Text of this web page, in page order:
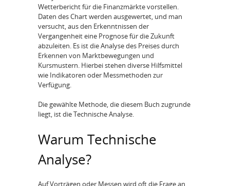
Wetterbericht für die Finanzmärkte vorstellen.
Daten des Chart werden ausgewertet, und man
versucht, aus den Erkenntnissen der
Vergangenheit eine Prognose für die Zukunft
abzuleiten. Es ist die Analyse des Preises durch
Erkennen von Marktbewegungen und
Kursmustern. Hierbei stehen diverse Hilfsmittel
wie Indikatoren oder Messmethoden zur
Verfügung.
Die gewählte Methode, die diesem Buch zugrunde
liegt, ist die Technische Analyse.
Warum Technische
Analyse?